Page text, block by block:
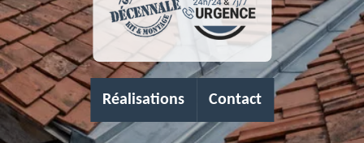
Réalisations Contact